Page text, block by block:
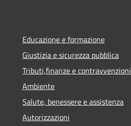
Educazione e formazione
Giustizia e sicurezza pubblica
Tributi,finanze e contravvenzioni
Ambiente
Salute, benessere e assistenza
Autorizzazioni